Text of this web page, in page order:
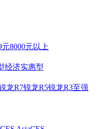
元8000元以上
经济实惠型
龙R7锐龙R5锐龙R3至强